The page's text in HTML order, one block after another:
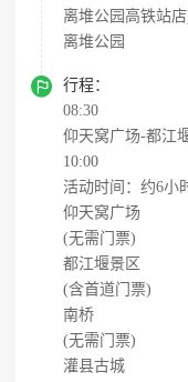
离堆公园高铁站
离堆公园

行程：
08:30
仰天窝广场-都江
10:00
活动时间：约6小
仰天窝广场
(无需门票)
都江堰景区
(含首道门票)
南桥
(无需门票)
灌县古城